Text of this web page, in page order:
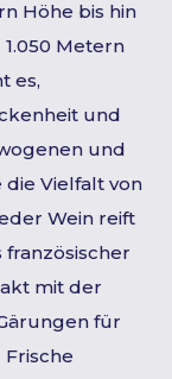
Höhe bis hin
Metern
es,
und
und
Vielfalt von
Wein reift
mit der
für